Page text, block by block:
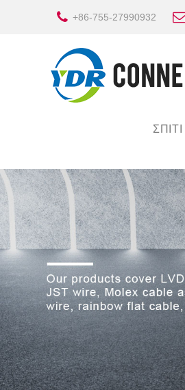
+86-755-27990932
ΣΠΊΤΙ